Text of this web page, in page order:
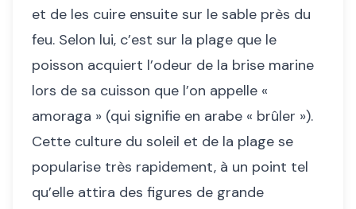
et de les cuire ensuite sur le sable près du
feu. Selon lui, c’est sur la plage que le
poisson acquiert l’odeur de la brise marine
lors de sa cuisson que l’on appelle «
amoraga » (qui signifie en arabe « brûler »).
Cette culture du soleil et de la plage se
popularise très rapidement, à un point tel
qu’elle attira des figures de grande